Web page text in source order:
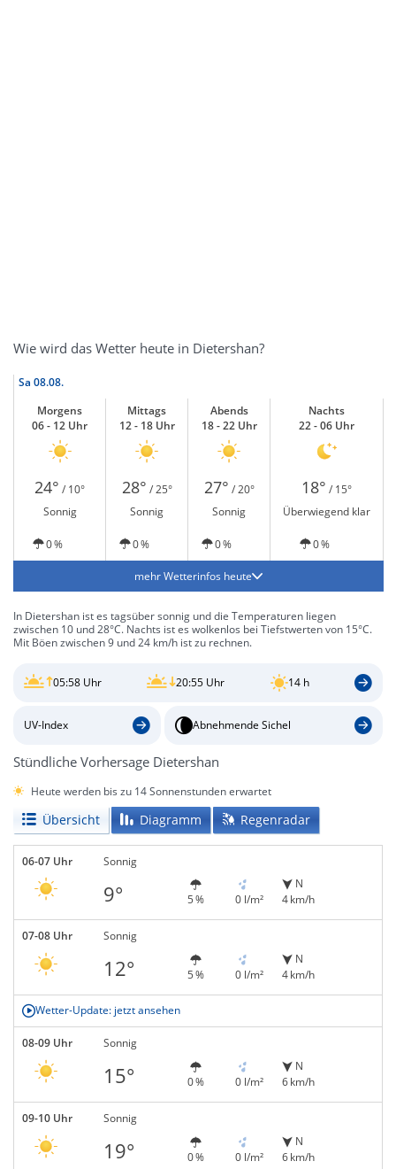
Wie wird das Wetter heute in Dietershan?
Sa 08.08.
Morgens
06 - 12 Uhr
Mittags
12 - 18 Uhr
Abends
18 - 22 Uhr
Nachts
22 - 06 Uhr
24° / 10° 28° / 25° 27° / 20° 18° / 15°
Sonnig
Sonnig Sonnig Überwiegend klar
0 % 0 % 0 % 0 %
mehr Wetterinfos heute
In Dietershan ist es tagsüber sonnig und die Temperaturen liegen
zwischen 10 und 28°C. Nachts ist es wolkenlos bei Tiefstwerten von 15°C.
Mit Böen zwischen 9 und 24 km/h ist zu rechnen.
05:58 Uhr 20:55 Uhr 14 h
UV-Index Abnehmende Sichel
Stündliche Vorhersage Dietershan
Heute werden bis zu 14 Sonnenstunden erwartet
Übersicht Diagramm Regenradar
06-07 Uhr Sonnig
9° 5 % 0 l/m²
N
4 km/h
07-08 Uhr Sonnig
12° 5 % 0 l/m²
N
4 km/h
Wetter-Update: jetzt ansehen
08-09 Uhr Sonnig
15° 0 % 0 l/m²
N
6 km/h
09-10 Uhr Sonnig
19° 0 % 0 l/m²
N
6 km/h